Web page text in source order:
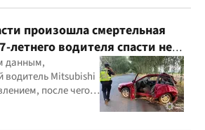
произошла смертельная
летнего водителя спасти не
данным,
водитель Mitsubishi
после чего
дерево